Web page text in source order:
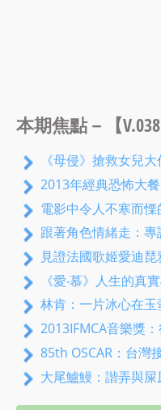
本期焦點－【
《母侵》搶救女兒
2013年經典恐怖大
電影中令人不寒而
跟著角色情緒走：
見證法國歌姬愛迪琵
《愛‧慕》人生的真
林肯：一片冰心在玉
2013IFMCA音樂獎
85th OSCAR：台灣
大尾鱸鰻：諧弄與屎